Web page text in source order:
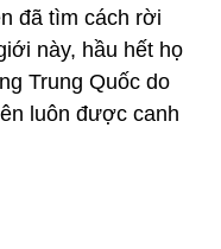
đã tìm cách rời
này, hầu hết họ
Trung Quốc do
luôn được canh